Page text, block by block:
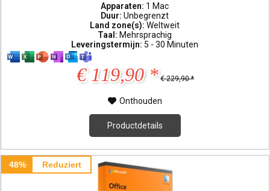
Apparaten: 1 Mac
Duur:Unbegrenzt
Land zone(s):Weltweit
Taal: Mehrsprachig
Leveringstermijn: 5 - 30 Minuten
€ 119,90 * € 229,90 *
Onthouden
Productdetails
48% Reduziert